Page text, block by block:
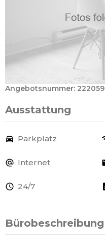
Angebotsnummer: 222059
Ausstattung
Parkplatz
Internet
24/7
Bürobeschreibung